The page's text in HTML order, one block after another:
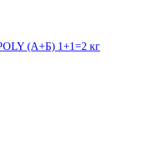
(А+Б) 1+1=2 кг